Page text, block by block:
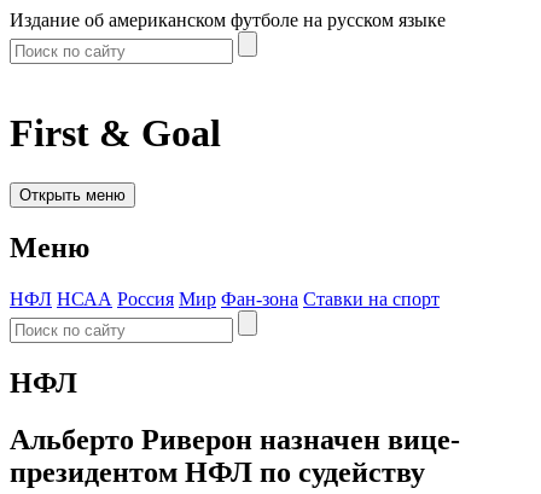
Издание об американском футболе на русском языке
First & Goal
Открыть меню
Меню
НФЛ НСАА Россия Мир Фан-зона Ставки на спорт
НФЛ
Альберто Риверон назначен вице-
президентом НФЛ по судейству